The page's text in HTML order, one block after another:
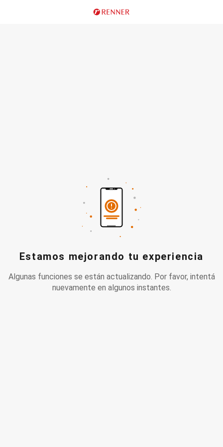
Estamos mejorando tu experiencia
Algunas funciones se están actualizando. Por favor, intentá
nuevamente en algunos instantes.